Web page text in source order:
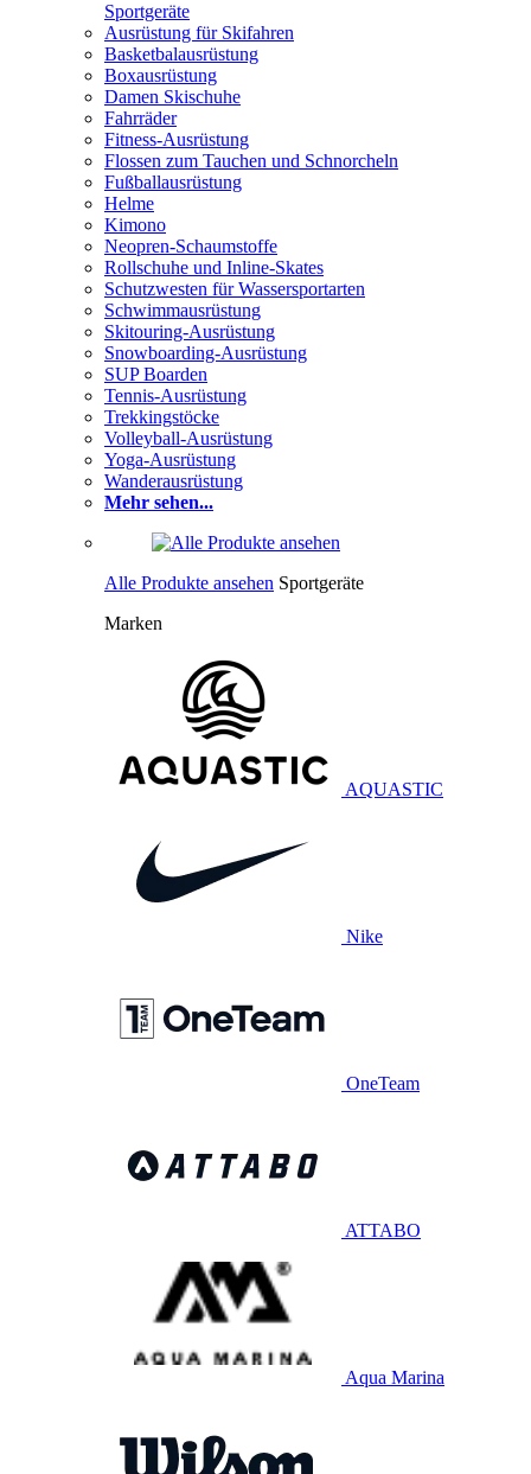
Sportgeräte
Ausrüstung für Skifahren
Basketbalausrüstung
Boxausrüstung
Damen Skischuhe
Fahrräder
Fitness-Ausrüstung
Flossen zum Tauchen und Schnorcheln
Fußballausrüstung
Helme
Kimono
Neopren-Schaumstoffe
Rollschuhe und Inline-Skates
Schutzwesten für Wassersportarten
Schwimmausrüstung
Skitouring-Ausrüstung
Snowboarding-Ausrüstung
SUP Boarden
Tennis-Ausrüstung
Trekkingstöcke
Volleyball-Ausrüstung
Yoga-Ausrüstung
Wanderausrüstung
Mehr sehen...
Alle Produkte ansehen Sportgeräte
Marken
AQUASTIC
Nike
OneTeam
ATTABO
Aqua Marina